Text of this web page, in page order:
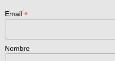
Email *
Nombre